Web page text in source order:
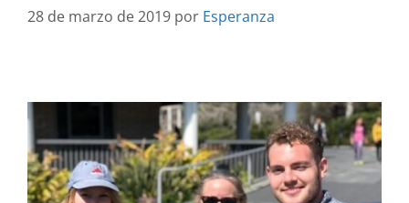
28 de marzo de 2019 por Esperanza